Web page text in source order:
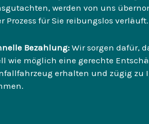
werden von uns
Prozess für Sie reibungslos verläuft.
Bezahlung: Wir sorgen dafür,
wie möglich eine gerechte
erhalten und zügig zu